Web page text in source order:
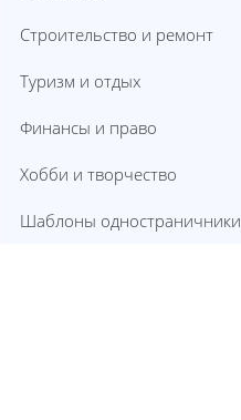
Строительство и ремонт
Туризм и отдых
Финансы и право
Хобби и творчество
Шаблоны одностраничники